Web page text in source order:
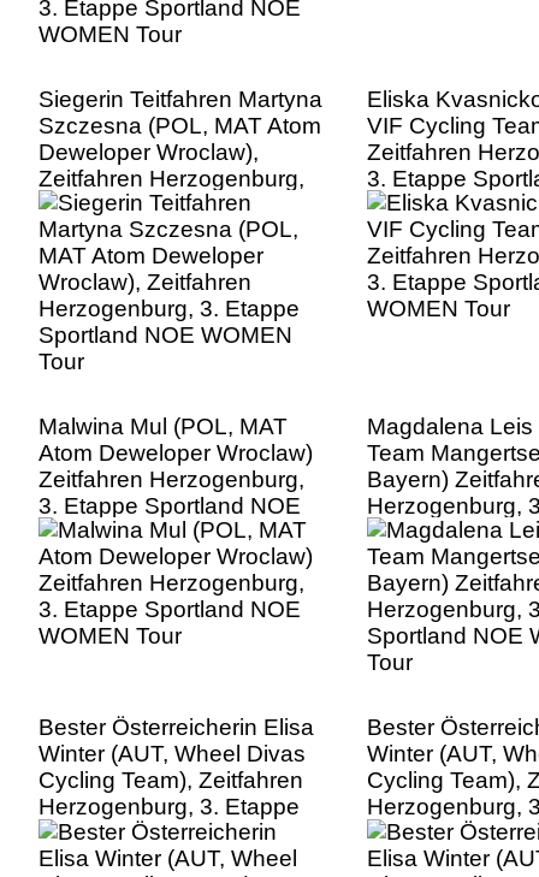
Siegerin Teitfahren Martyna
Szczesna (POL, MAT Atom
Deweloper Wroclaw),
Zeitfahren Herzogenburg,
3. Etappe Sportland NOE
WOMEN Tour
Eliska
VIF Cycling
Zeitfahren
3. Etappe
WOMEN Tour
Malwina Mul (POL, MAT
Atom Deweloper Wroclaw)
Zeitfahren Herzogenburg,
3. Etappe Sportland NOE
WOMEN Tour
Magdalena Leis
Team
Bayern)
Herzogenburg,
Sportland NOE
Tour
Bester Österreicherin Elisa
Winter (AUT, Wheel Divas
Cycling Team), Zeitfahren
Herzogenburg, 3. Etappe
Sportland NOE WOMEN
Tour
Bester
Winter (AUT,
Cycling Team),
Herzogenburg,
Sportland NOE
Tour